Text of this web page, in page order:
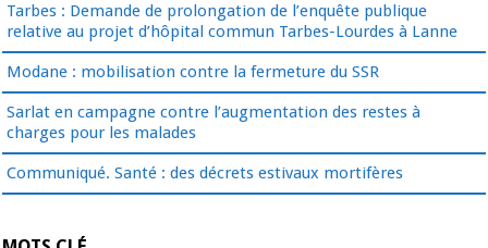
Tarbes : Demande de prolongation de l’enquête publique
relative au projet d’hôpital commun Tarbes-Lourdes à Lanne
Modane : mobilisation contre la fermeture du SSR
Sarlat en campagne contre l’augmentation des restes à
charges pour les malades
Communiqué. Santé : des décrets estivaux mortifères